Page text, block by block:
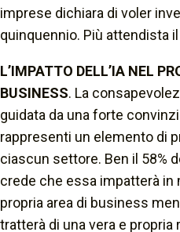
imprese dichiara di voler
quinquennio. Più attendista
L’IMPATTO DELL’IA NEL
BUSINESS. La
guidata da una forte
rappresenti un elemento di
ciascun settore. Ben il 58%
crede che essa impatterà in
propria area di business
tratterà di una vera e propria